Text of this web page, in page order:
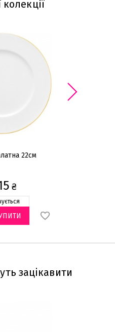
колекції
22см
₴
зацікавити